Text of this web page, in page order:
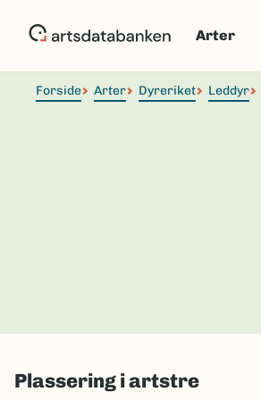
Arter
Forside Arter Dyreriket Leddyr
Plassering i artstre